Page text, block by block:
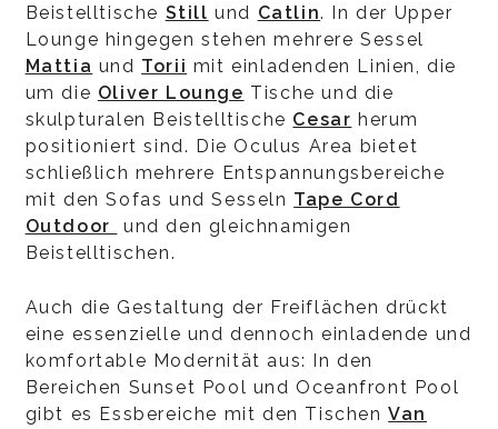
Beistelltische Still und Catlin. In der Upper
Lounge hingegen stehen mehrere Sessel
Mattia und Torii mit einladenden Linien, die
um die Oliver Lounge Tische und die
skulpturalen Beistelltische Cesar herum
positioniert sind. Die Oculus Area bietet
schließlich mehrere Entspannungsbereiche
mit den Sofas und Sesseln Tape Cord
Outdoor
und den gleichnamigen
Beistelltischen.
Auch die Gestaltung der Freiflächen drückt
eine essenzielle und dennoch einladende und
komfortable Modernität aus: In den
Bereichen Sunset Pool und Oceanfront Pool
gibt es Essbereiche mit den TischenVan